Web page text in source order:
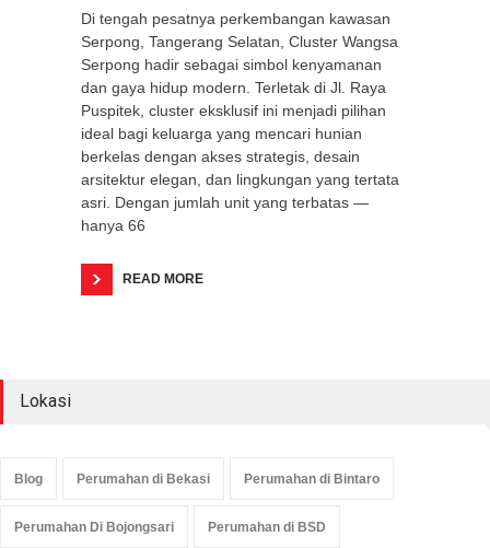
Di tengah pesatnya perkembangan kawasan
Serpong, Tangerang Selatan, Cluster Wangsa
Serpong hadir sebagai simbol kenyamanan
dan gaya hidup modern. Terletak di Jl. Raya
Puspitek, cluster eksklusif ini menjadi pilihan
ideal bagi keluarga yang mencari hunian
berkelas dengan akses strategis, desain
arsitektur elegan, dan lingkungan yang tertata
asri. Dengan jumlah unit yang terbatas —
hanya 66
READ MORE
Lokasi
Blog Perumahan di Bekasi Perumahan di Bintaro
Perumahan Di Bojongsari Perumahan di BSD